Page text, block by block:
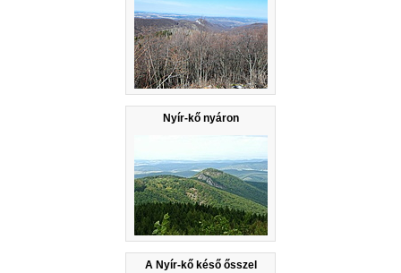
Nyír-kő nyáron
A Nyír-kő késő ősszel